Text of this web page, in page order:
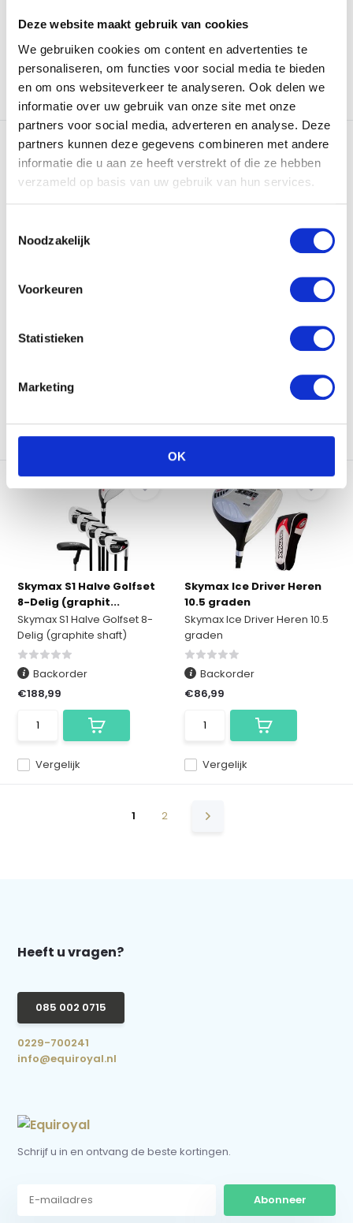
Deze website maakt gebruik van cookies
We gebruiken cookies om content en advertenties te
personaliseren, om functies voor social media te bieden
en om ons websiteverkeer te analyseren. Ook delen we
informatie over uw gebruik van onze site met onze
partners voor social media, adverteren en analyse. Deze
partners kunnen deze gegevens combineren met andere
informatie die u aan ze heeft verstrekt of die ze hebben
verzameld op basis van uw gebruik van hun services.
Noodzakelijk
Voorkeuren
Statistieken
Marketing
OK
Vergelijk
€49,99
Vergelijk
€99,-
Skymax Laser
Skymax Laser Rangefinder
Vergelijk
Skymax Ice Losse IJzer 9
Skymax Ice Losse IJzer 9
Vergelijk
Skymax S1 Halve Golfset
8-Delig (graphit...
Skymax S1 Halve Golfset 8-
Delig (graphite shaft)
Vergelijk
Backorder
€188,99
Skymax Ice Driver Heren
10.5 graden
Skymax Ice Driver Heren 10.5
graden
Vergelijk
Backorder
€86,99
1 2
Heeft u vragen?
085 002 0715
0229-700241
info@equiroyal.nl
Schrijf u in en ontvang de beste kortingen.
Abonneer